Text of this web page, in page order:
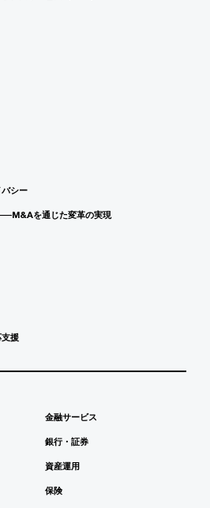
シー
を通じた変革の実現
援
金融サービス
銀行・証券
資産運用
保険